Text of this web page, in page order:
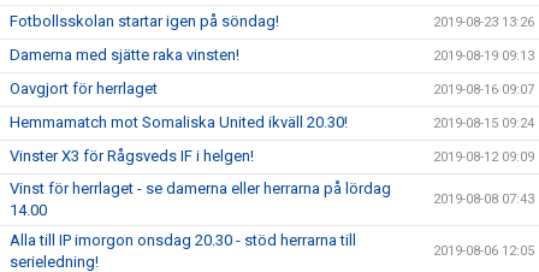
Fotbollsskolan startar igen på söndag! 2019-08-23 13:26
Damerna med sjätte raka vinsten! 2019-08-19 09:13
Oavgjort för herrlaget 2019-08-16 09:07
Hemmamatch mot Somaliska United ikväll 20.30! 2019-08-15 09:24
Vinster X3 för Rågsveds IF i helgen! 2019-08-12 09:09
Vinst för herrlaget - se damerna eller herrarna på lördag
14.00
2019-08-08 07:43
Alla till IP imorgon onsdag 20.30 - stöd herrarna till
serieledning!
2019-08-06 12:05